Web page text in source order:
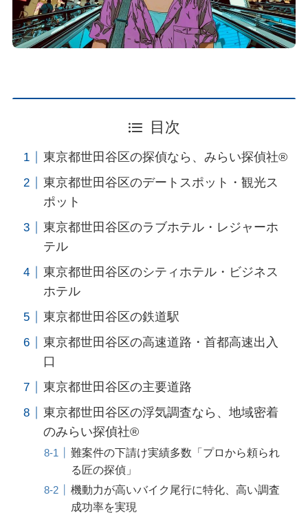
目次
東京都世田谷区の探偵なら、みらい探偵社®︎
東京都世田谷区のデートスポット・観光ス
ポット
東京都世田谷区のラブホテル・レジャーホ
テル
東京都世田谷区のシティホテル・ビジネス
ホテル
東京都世田谷区の鉄道駅
東京都世田谷区の高速道路・首都高速出入
口
東京都世田谷区の主要道路
東京都世田谷区の浮気調査なら、地域密着
のみらい探偵社®︎
難案件の下請け実績多数「プロから頼られ
る匠の探偵」
機動力が高いバイク尾行に特化、高い調査
成功率を実現